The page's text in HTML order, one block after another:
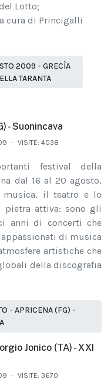
Lotto;
cura di Princigalli
2009 - GRECÌA
TARANTA
- Suonincava
VISITE: 4038
festival della
dal 16 al 20 agosto,
musica, il teatro e lo
pietra attiva: sono gli
anni di concerti che
di musica
artistiche che
della discografia
- APRICENA (FG) -
Jonico (TA) - XXI
VISITE: 3670